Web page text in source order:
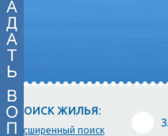
ПОИСК ЖИЛЬЯ:
расширенный поиск